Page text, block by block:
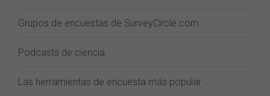
Grupos de encuestas de SurveyCircle.com
Podcasts de ciencia
Las herramientas de encuesta más popular